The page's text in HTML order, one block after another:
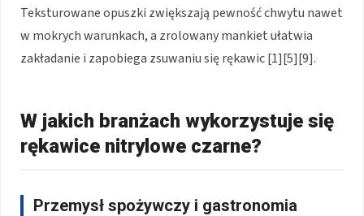
Teksturowane opuszki zwiększają pewność chwytu nawet
w mokrych warunkach, a zrolowany mankiet ułatwia
zakładanie i zapobiega zsuwaniu się rękawic [1][5][9].
W jakich branżach wykorzystuje się
rękawice nitrylowe czarne?
Przemysł spożywczy i gastronomia